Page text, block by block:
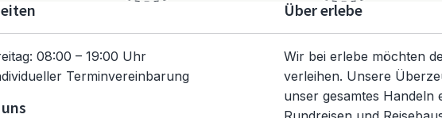
08:00 – 19:00 Uhr
Terminvereinbarung
Über erlebe
Wir bei erlebe möchten
verleihen. Unsere
unser gesamtes Handeln